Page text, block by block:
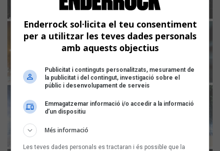
Enderrock sol·licita el teu consentiment
per a utilitzar les teves dades personals
amb aquests objectius
Publicitat i continguts personalitzats, mesurament de
la publicitat i del contingut, investigació sobre el
públic i desenvolupament de serveis
Emmagatzemar informació i/o accedir a la informació
d’un dispositiu
Més informació
Les teves dades personals es tractaran i és possible que la